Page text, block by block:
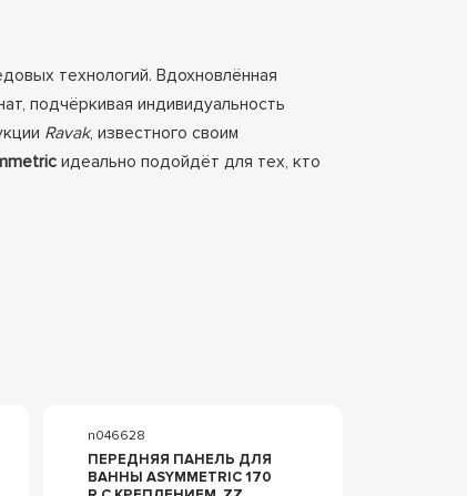
технологий. Вдохновлённая
подчёркивая индивидуальность
Ravak, известного своим
идеально подойдёт для тех, кто
n046628
ПЕРЕДНЯЯ ПАНЕЛЬ ДЛЯ
ВАННЫ ASYMMETRIC 170